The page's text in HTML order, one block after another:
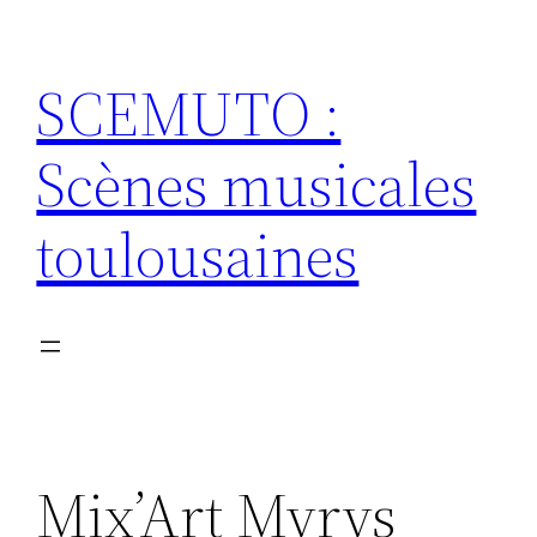
contenu
SCEMUTO :
Scènes musicales
toulousaines
Mix’Art Myrys